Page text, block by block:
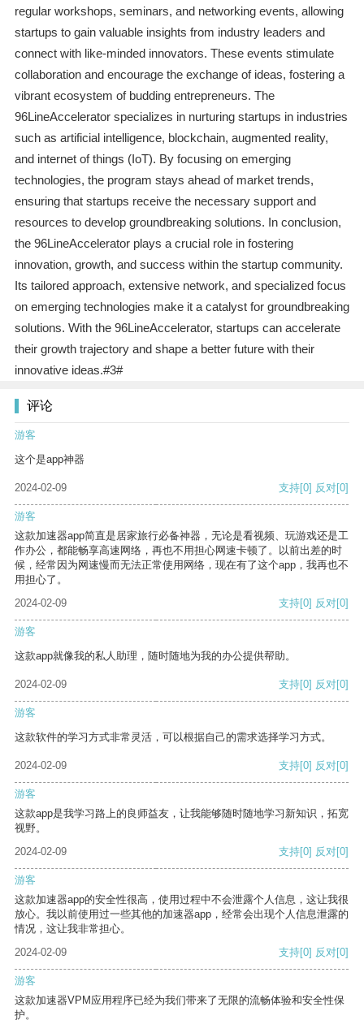
regular workshops, seminars, and networking events, allowing
startups to gain valuable insights from industry leaders and
connect with like-minded innovators. These events stimulate
collaboration and encourage the exchange of ideas, fostering a
vibrant ecosystem of budding entrepreneurs. The
96LineAccelerator specializes in nurturing startups in industries
such as artificial intelligence, blockchain, augmented reality,
and internet of things (IoT). By focusing on emerging
technologies, the program stays ahead of market trends,
ensuring that startups receive the necessary support and
resources to develop groundbreaking solutions. In conclusion,
the 96LineAccelerator plays a crucial role in fostering
innovation, growth, and success within the startup community.
Its tailored approach, extensive network, and specialized focus
on emerging technologies make it a catalyst for groundbreaking
solutions. With the 96LineAccelerator, startups can accelerate
their growth trajectory and shape a better future with their
innovative ideas.#3#
评论
游客
这个是app神器
2024-02-09 支持[0] 反对[0]
游客
这款加速器app简直是居家旅行必备神器，无论是看视频、玩游戏还是工
作办公，都能畅享高速网络，再也不用担心网速卡顿了。以前出差的时
候，经常因为网速慢而无法正常使用网络，现在有了这个app，我再也不
用担心了。
2024-02-09
支持[0] 反对[0]
游客
这款app就像我的私人助理，随时随地为我的办公提供帮助。
2024-02-09 支持[0] 反对[0]
游客
这款软件的学习方式非常灵活，可以根据自己的需求选择学习方式。
2024-02-09 支持[0] 反对[0]
游客
这款app是我学习路上的良师益友，让我能够随时随地学习新知识，拓宽
视野。
2024-02-09
支持[0] 反对[0]
游客
这款加速器app的安全性很高，使用过程中不会泄露个人信息，这让我很
放心。我以前使用过一些其他的加速器app，经常会出现个人信息泄露的
情况，这让我非常担心。
2024-02-09
支持[0] 反对[0]
游客
这款加速器VPM应用程序已经为我们带来了无限的流畅体验和安全性保
护。